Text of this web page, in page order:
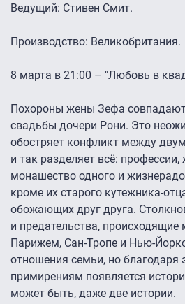
Ведущий: Стивен Смит.
Производство: Великобритания.
8 марта в 21:00 – "Любовь в
Похороны жены Зефа
свадьбы дочери Рони. Это
обостряет конфликт между
и так разделяет всё:
монашество одного и
кроме их старого кутежника-
обожающих друг друга.
и предательства,
Парижем, Сан-Тропе и Нью-
отношения семьи, но благодаря
примирениям появляется
может быть, даже две истории.